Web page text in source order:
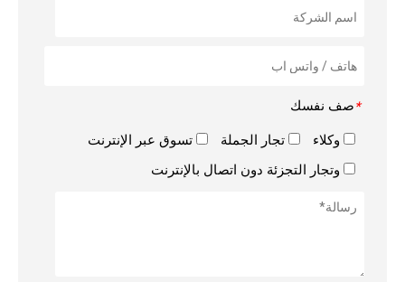
*صف نفسك
وكلاء تجار الجملة
تسوق عبر الإنترنت
وتجار التجزئة دون اتصال بالإنترنت